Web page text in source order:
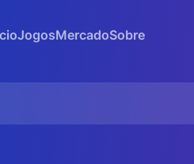
JogosMercadoSobre